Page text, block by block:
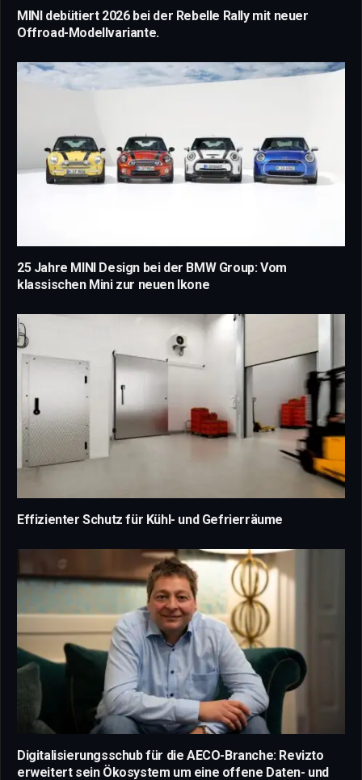
MINI debütiert 2026 bei der Rebelle Rally mit neuer
Offroad-Modellvariante.
25 Jahre MINI Design bei der BMW Group: Vom
klassischen Mini zur neuen Ikone
Effizienter Schutz für Kühl- und Gefrierräume
Digitalisierungsschub für die AECO-Branche: Revizto
erweitert sein Ökosystem um eine offene Daten- und